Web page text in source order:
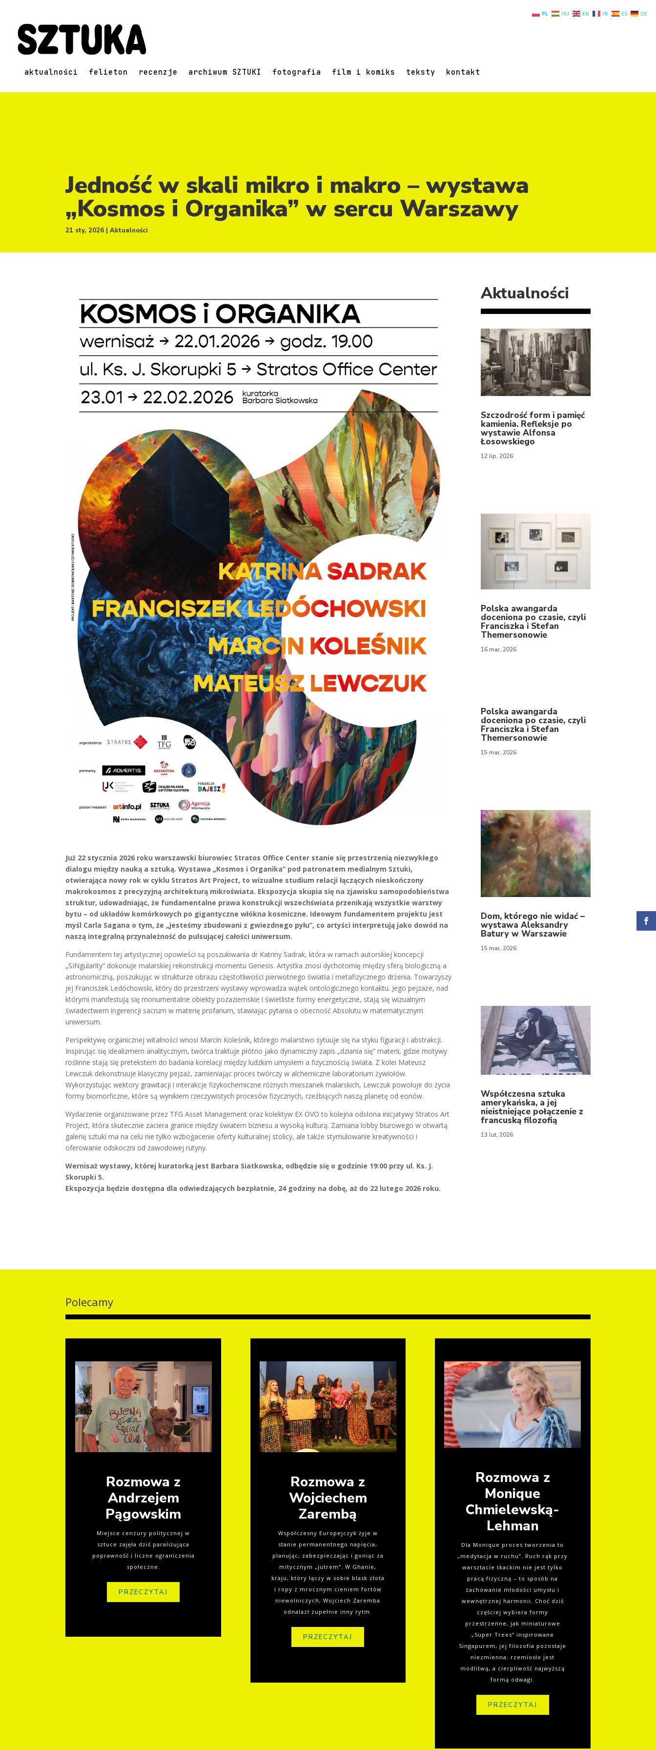
aktualności felieton recenzje archiwum SZTUKI fotografia film i komiks teksty kontakt
Jedność w skali mikro i makro – wystawa
„Kosmos i Organika” w sercu Warszawy
21 sty, 2026 Aktualności
Już 22 stycznia 2026 roku warszawski biurowiec Stratos Office Center stanie się przestrzenią niezwykłego
dialogu między nauką a sztuką. Wystawa „Kosmos i Organika” pod patronatem medialnym Sztuki,
otwierająca nowy rok w cyklu Stratos Art Project, to wizualne studium relacji łączących nieskończony
makrokosmos z precyzyjną architekturą mikroświata. Ekspozycja skupia się na zjawisku samopodobieństwa
struktur, udowadniając, że fundamentalne prawa konstrukcji wszechświata przenikają wszystkie warstwy
bytu – od układów komórkowych po gigantyczne włókna kosmiczne. Ideowym fundamentem projektu jest
myśl Carla Sagana o tym, że „jesteśmy zbudowani z gwiezdnego pyłu”, co artyści interpretują jako dowód na
naszą integralną przynależność do pulsującej całości uniwersum.
​Fundamentem tej artystycznej opowieści są poszukiwania dr Katriny Sadrak, która w ramach autorskiej koncepcji
„SINgularity” dokonuje malarskiej rekonstrukcji momentu Genesis. Artystka znosi dychotomię między sferą biologiczną a
astronomiczną, poszukując w strukturze obrazu częstotliwości pierwotnego światła i metafizycznego drżenia. Towarzyszy
jej Franciszek Ledóchowski, który do przestrzeni wystawy wprowadza wątek ontologicznego kontaktu. Jego pejzaże, nad
którymi manifestują się monumentalne obiekty pozaziemskie i świetliste formy energetyczne, stają się wizualnym
świadectwem ingerencji sacrum w materię profanum, stawiając pytania o obecność Absolutu w matematycznym
uniwersum.
​Perspektywę organicznej witalności wnosi Marcin Koleśnik, którego malarstwo sytuuje się na styku figuracji i abstrakcji.
Inspirując się idealizmem analitycznym, twórca traktuje płótno jako dynamiczny zapis „dziania się” materii, gdzie motywy
roślinne stają się pretekstem do badania korelacji między ludzkim umysłem a fizycznością świata. Z kolei Mateusz
Lewczuk dekonstruuje klasyczny pejzaż, zamieniając proces twórczy w alchemiczne laboratorium żywiołów.
Wykorzystując wektory grawitacji i interakcje fizykochemiczne różnych mieszanek malarskich, Lewczuk powołuje do życia
formy biomorficzne, które są wynikiem rzeczywistych procesów fizycznych, rzeźbiących naszą planetę od eonów.
Wydarzenie organizowane przez TFG Asset Management oraz kolektyw EX OVO to kolejna odsłona inicjatywy Stratos Art
Project, która skutecznie zaciera granice między światem biznesu a wysoką kulturą. Zamiana lobby biurowego w otwartą
galerię sztuki ma na celu nie tylko wzbogacenie oferty kulturalnej stolicy, ale także stymulowanie kreatywności i
oferowanie odskoczni od zawodowej rutyny.
Wernisaż wystawy, której kuratorką jest Barbara Siatkowska, odbędzie się o godzinie 19:00 przy ul. Ks. J.
Skorupki 5.
Ekspozycja będzie dostępna dla odwiedzających bezpłatnie, 24 godziny na dobę, aż do 22 lutego 2026 roku.
Aktualności
Szczodrość form i pamięć
kamienia. Refleksje po
wystawie Alfonsa
Łosowskiego
12 lip, 2026
Polska awangarda
doceniona po czasie, czyli
Franciszka i Stefan
Themersonowie
16 mar, 2026
Polska awangarda
doceniona po czasie, czyli
Franciszka i Stefan
Themersonowie
15 mar, 2026
Dom, którego nie widać –
wystawa Aleksandry
Batury w Warszawie
15 mar, 2026
Współczesna sztuka
amerykańska, a jej
nieistniejące połączenie z
francuską filozofią
13 lut, 2026
Polecamy
Rozmowa z
Andrzejem
Pągowskim
Miejsce cenzury politycznej w
sztuce zajęła dziś paraliżująca
poprawność i liczne ograniczenia
społeczne.
PRZECZYTAJ
Rozmowa z
Wojciechem
Zarembą
Współczesny Europejczyk żyje w
stanie permanentnego napięcia,
planując, zabezpieczając i goniąc za
mitycznym „jutrem”. W Ghanie,
kraju, który łączy w sobie blask złota
i ropy z mrocznym cieniem fortów
niewolniczych, Wojciech Zaremba
odnalazł zupełnie inny rytm.
PRZECZYTAJ
Rozmowa z
Monique
Chmielewską-
Lehman
Dla Monique proces tworzenia to
„medytacja w ruchu”. Ruch rąk przy
warsztacie tkackim nie jest tylko
pracą fizyczną – to sposób na
zachowanie młodości umysłu i
wewnętrznej harmonii. Choć dziś
częściej wybiera formy
przestrzenne, jak miniaturowe
„Super Trees” inspirowane
Singapurem, jej filozofia pozostaje
niezmienna: rzemiosło jest
modlitwą, a cierpliwość najwyższą
formą odwagi.
PRZECZYTAJ
PL HU EN FR ES DE